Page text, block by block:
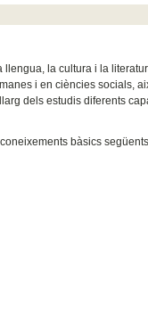
la cultura i la
i en ciències socials,
dels estudis diferents
bàsics